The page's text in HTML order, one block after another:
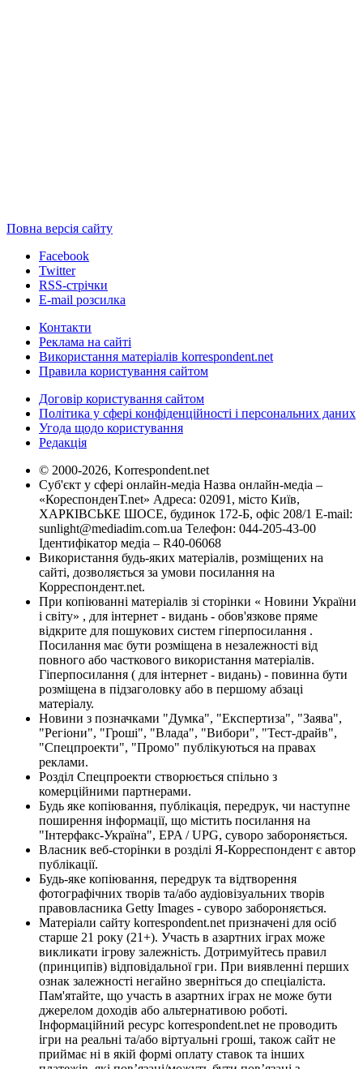
Повна версія сайту
Facebook
Twitter
RSS-стрічки
E-mail розсилка
Контакти
Реклама на сайті
Використання матеріалів korrespondent.net
Правила користування сайтом
Договір користування сайтом
Політика у сфері конфіденційності і персональних даних
Угода щодо користування
Редакція
© 2000-2026, Korrespondent.net
Суб'єкт у сфері онлайн-медіа Назва онлайн-медіа –
«КореспонденТ.net» Адреса: 02091, місто Київ,
ХАРКІВСЬКЕ ШОСЕ, будинок 172-Б, офіс 208/1 E-mail:
sunlight@mediadim.com.ua Телефон: 044-205-43-00
Ідентифікатор медіа – R40-06068
Використання будь-яких матеріалів, розміщених на
сайті, дозволяється за умови посилання на
Корреспондент.net.
При копіюванні матеріалів зі сторінки « Новини України
і світу» , для інтернет - видань - обов'язкове пряме
відкрите для пошукових систем гіперпосилання .
Посилання має бути розміщена в незалежності від
повного або часткового використання матеріалів.
Гіперпосилання ( для інтернет - видань) - повинна бути
розміщена в підзаголовку або в першому абзаці
матеріалу.
Новини з позначками "Думка", "Експертиза", "Заява",
"Регіони", "Гроші", "Влада", "Вибори", "Тест-драйв",
"Спецпроекти", "Промо" публікуються на правах
реклами.
Розділ Спецпроекти створюється спільно з
комерційними партнерами.
Будь яке копіювання, публікація, передрук, чи наступне
поширення інформації, що містить посилання на
"Інтерфакс-Україна", EPA / UPG, суворо забороняється.
Власник веб-сторінки в розділі Я-Корреспондент є автор
публікації.
Будь-яке копіювання, передрук та відтворення
фотографічних творів та/або аудіовізуальних творів
правовласника Getty Images - суворо забороняється.
Матеріали сайту korrespondent.net призначені для осіб
старше 21 року (21+). Участь в азартних іграх може
викликати ігрову залежність. Дотримуйтесь правил
(принципів) відповідальної гри. При виявленні перших
ознак залежності негайно зверніться до спеціаліста.
Пам'ятайте, що участь в азартних іграх не може бути
джерелом доходів або альтернативою роботі.
Інформаційний ресурс korrespondent.net не проводить
ігри на реальні та/або віртуальні гроші, також сайт не
приймає ні в якій формі оплату ставок та інших